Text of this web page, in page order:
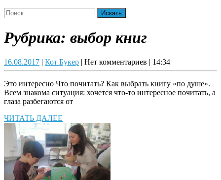
Close
Button
Search
for:
Рубрика: выбор книг
16.08.201716.08.2017
| Кот БукерКот
Букер
| Нет комментариев | 14:34
Это интересно Что почитать? Как выбрать книгу «по душе».
Всем знакома ситуация: хочется что-то интересное почитать, а
глаза разбегаются от
ЧИТАТЬ ДАЛЕЕ
ДАЛЕЕ